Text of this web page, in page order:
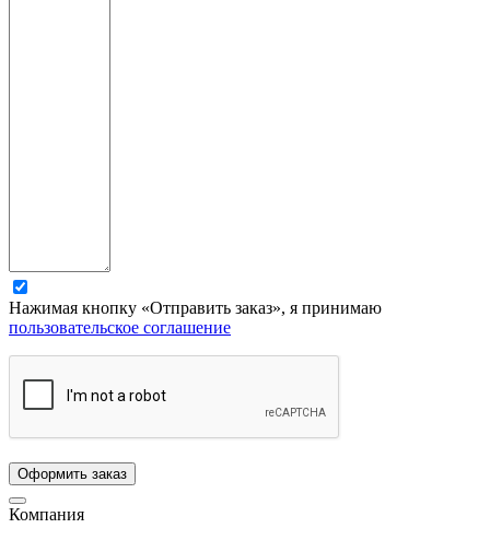
Нажимая кнопку «Отправить заказ», я принимаю
пользовательское соглашение
Компания